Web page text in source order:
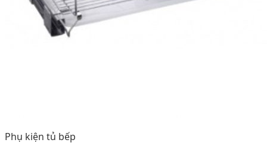
Phụ kiện tủ bếp